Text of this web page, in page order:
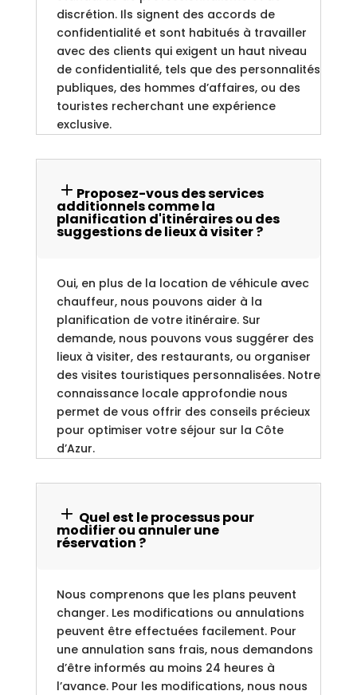
discrétion. Ils signent des accords de
confidentialité et sont habitués à travailler
avec des clients qui exigent un haut niveau
de confidentialité, tels que des personnalités
publiques, des hommes d’affaires, ou des
touristes recherchant une expérience
exclusive.
Proposez-vous des services
additionnels comme la
planification d'itinéraires ou des
suggestions de lieux à visiter ?
Oui, en plus de la location de véhicule avec
chauffeur, nous pouvons aider à la
planification de votre itinéraire. Sur
demande, nous pouvons vous suggérer des
lieux à visiter, des restaurants, ou organiser
des visites touristiques personnalisées. Notre
connaissance locale approfondie nous
permet de vous offrir des conseils précieux
pour optimiser votre séjour sur la Côte
d’Azur.
Quel est le processus pour
modifier ou annuler une
réservation ?
Nous comprenons que les plans peuvent
changer. Les modifications ou annulations
peuvent être effectuées facilement. Pour
une annulation sans frais, nous demandons
d’être informés au moins 24 heures à
l’avance. Pour les modifications, nous nous